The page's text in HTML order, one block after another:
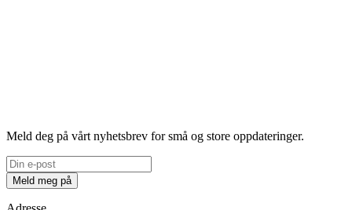
Meld deg på vårt nyhetsbrev for små og store oppdateringer.
Meld meg på